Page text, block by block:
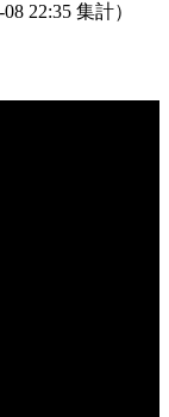
08 22:35 集計）